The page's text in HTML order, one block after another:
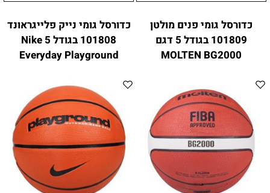
כדורסל גומי פנים מולטן
101809 בגודל 5 דגם
MOLTEN BG2000
כדורסל גומי נייק פלייגראונד
101808 בגודל 5 Nike
Everyday Playground